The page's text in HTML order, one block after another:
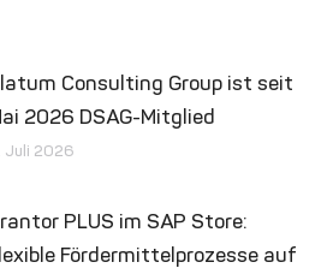
Consulting Group ist seit
2026 DSAG-Mitglied
Juli 2026
PLUS im SAP Store:
Fördermittelprozesse auf